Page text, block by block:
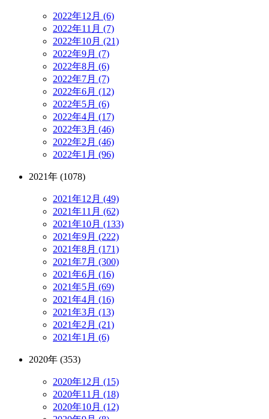
2022年12月 (6)
2022年11月 (7)
2022年10月 (21)
2022年9月 (7)
2022年8月 (6)
2022年7月 (7)
2022年6月 (12)
2022年5月 (6)
2022年4月 (17)
2022年3月 (46)
2022年2月 (46)
2022年1月 (96)
2021年 (1078)
2021年12月 (49)
2021年11月 (62)
2021年10月 (133)
2021年9月 (222)
2021年8月 (171)
2021年7月 (300)
2021年6月 (16)
2021年5月 (69)
2021年4月 (16)
2021年3月 (13)
2021年2月 (21)
2021年1月 (6)
2020年 (353)
2020年12月 (15)
2020年11月 (18)
2020年10月 (12)